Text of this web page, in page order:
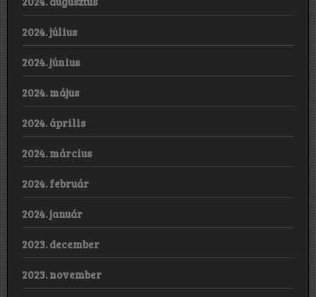
2024. július
2024. június
2024. május
2024. április
2024. március
2024. február
2024. január
2023. december
2023. november